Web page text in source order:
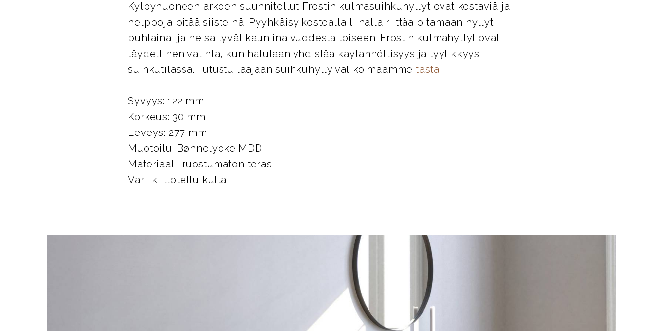
Kylpyhuoneen arkeen suunnitellut Frostin kulmasuihkuhyllyt ovat kestäviä ja
helppoja pitää siisteinä. Pyyhkäisy kostealla liinalla riittää pitämään hyllyt
puhtaina, ja ne säilyvät kauniina vuodesta toiseen. Frostin kulmahyllyt ovat
täydellinen valinta, kun halutaan yhdistää käytännöllisyys ja tyylikkyys
suihkutilassa. Tutustu laajaan suihkuhylly valikoimaammetästä!
Syvyys: 122 mm
Korkeus: 30 mm
Leveys: 277 mm
Muotoilu: Bønnelycke MDD
Materiaali: ruostumaton teräs
Väri: kiillotettu kulta